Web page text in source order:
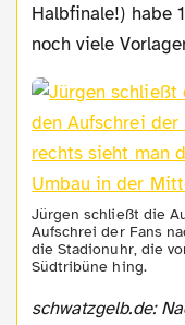
Halbfinale!) habe
noch viele
Jürgen schließt die
Aufschrei der Fans
die Stadionuhr, die
Südtribüne hing.
schwatzgelb.de: Nach dem katastrophalen Hinspiel